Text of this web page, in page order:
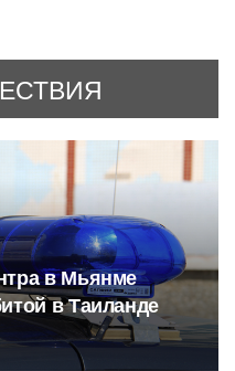
в Мьянме
в Таиланде